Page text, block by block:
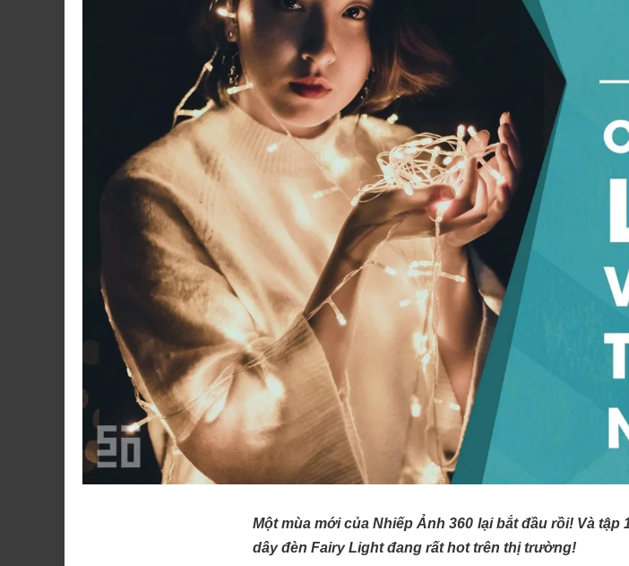
Một mùa mới của Nhiếp Ảnh 360 lại bắt đầu rồi! Và
dây đèn Fairy Light đang rất hot trên thị trường!